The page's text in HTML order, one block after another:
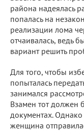
района надеялась
попалась на
реализации лома
отчаивалась, ведь
вариант решить
Для того, чтобы
попыталась
занимался
Взамен тот должен
документах. Однако
женщина